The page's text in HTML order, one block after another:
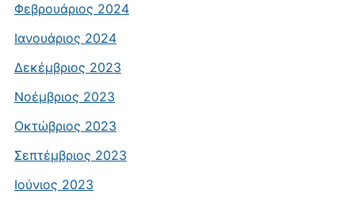
Φεβρουάριος 2024
Ιανουάριος 2024
Δεκέμβριος 2023
Νοέμβριος 2023
Οκτώβριος 2023
Σεπτέμβριος 2023
Ιούνιος 2023